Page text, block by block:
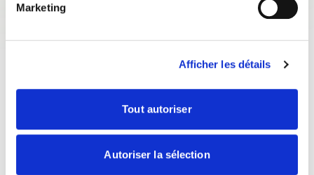
Marketing
Afficher les détails
Tout autoriser
Autoriser la sélection
BILLAUD SEGEBA - BRESSUIRE
Consulter la fiche de l'entreprise